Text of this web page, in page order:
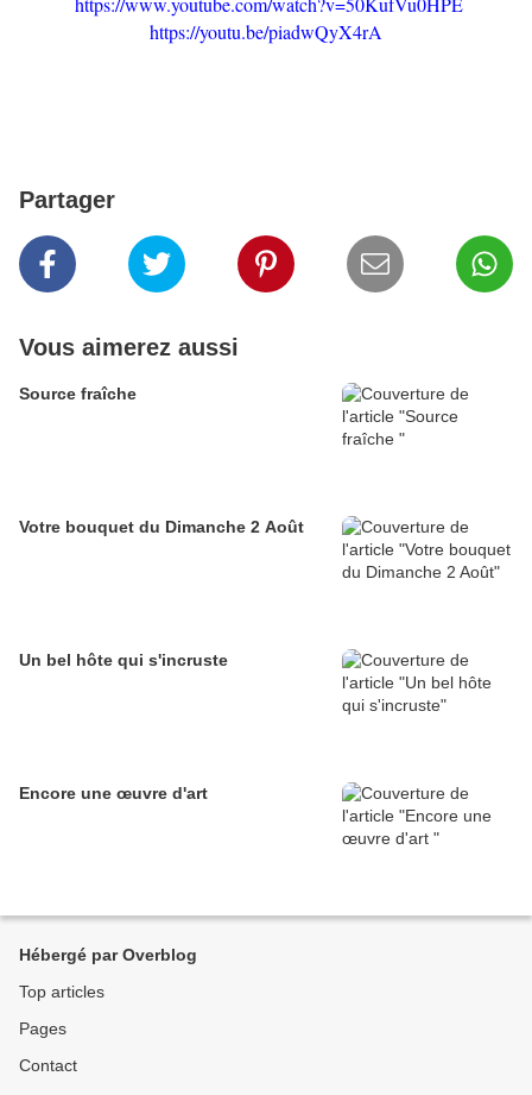
https://youtu.be/piadwQyX4rA
Partager
Vous aimerez aussi
Source fraîche
Votre bouquet du Dimanche 2 Août
Un bel hôte qui s'incruste
Encore une œuvre d'art
Hébergé par Overblog
Top articles
Pages
Contact